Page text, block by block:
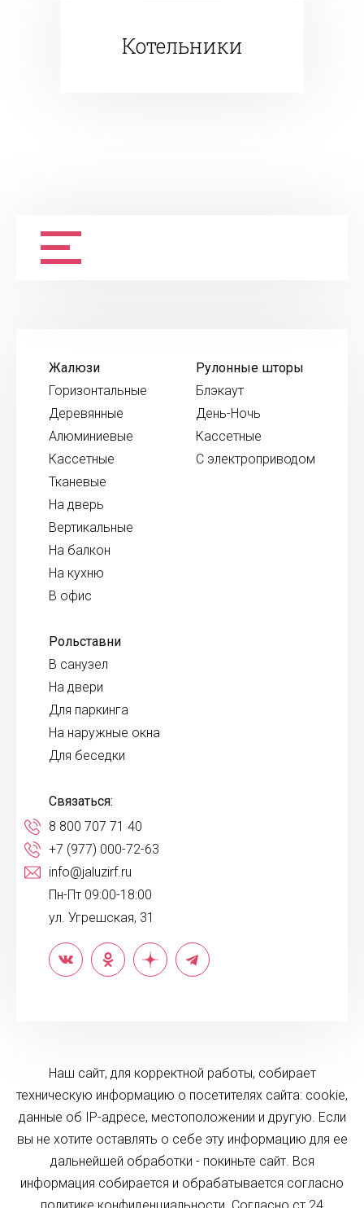
Котельники
Жалюзи
Горизонтальные
Деревянные
Алюминиевые
Кассетные
Тканевые
На дверь
Вертикальные
На балкон
На кухню
В офис
Рулонные шторы
Блэкаут
День-Ночь
Кассетные
С электроприводом
Рольставни
В санузел
На двери
Для паркинга
На наружные окна
Для беседки
Связаться:
8 800 707 71 40
+7 (977) 000-72-63
info@jaluzirf.ru
Пн-Пт 09:00-18:00
ул. Угрешская, 31
Наш сайт, для корректной работы, собирает
техническую информацию о посетителях сайта: cookie,
данные об IP-адресе, местоположении и другую. Если
вы не хотите оставлять о себе эту информацию для ее
дальнейшей обработки - покиньте сайт. Вся
информация собирается и обрабатывается согласно